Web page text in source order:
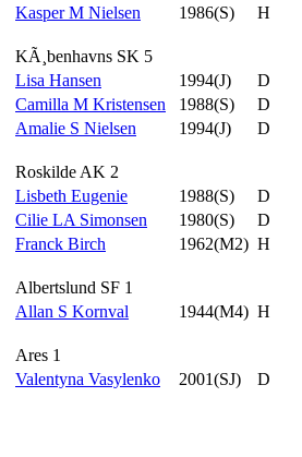
Kasper M Nielsen
1986(S) H
KÃ¸benhavns SK 5
Lisa Hansen
1994(J) D
Camilla M Kristensen
1988(S) D
Amalie S Nielsen
1994(J) D
Roskilde AK 2
Lisbeth Eugenie
1988(S) D
Cilie LA Simonsen
1980(S) D
Franck Birch
1962(M2) H
Albertslund SF 1
Allan S Kornval
1944(M4) H
Ares 1
Valentyna Vasylenko
2001(SJ) D